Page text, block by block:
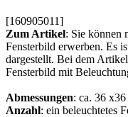
[160905011]
Zum Artikel: Sie können
Fensterbild erwerben. Es
dargestellt. Bei dem
Fensterbild mit
Abmessungen: ca. 36
Anzahl: ein beleuchtetes